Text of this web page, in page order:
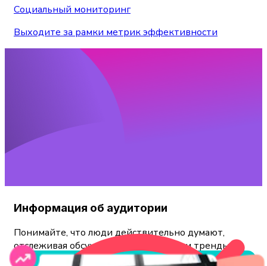
Социальный мониторинг
Выходите за рамки метрик эффективности
Информация об аудитории
Понимайте, что люди действительно думают,
отслеживая обсуждения, настроения и тренды в
TikTok.